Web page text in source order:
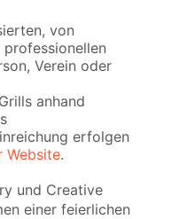
von
Verein oder
anhand
erfolgen
Website.
und Creative
einer feierlichen